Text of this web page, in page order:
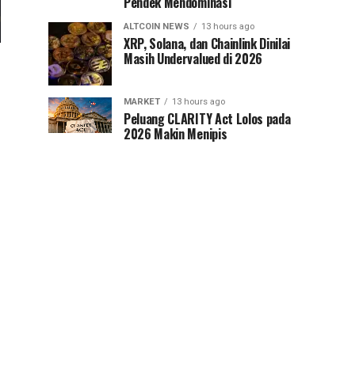
ALTCOIN NEWS 13 hours ago
XRP, Solana, dan Chainlink Dinilai
Masih Undervalued di 2026
MARKET 13 hours ago
Peluang CLARITY Act Lolos pada
2026 Makin Menipis